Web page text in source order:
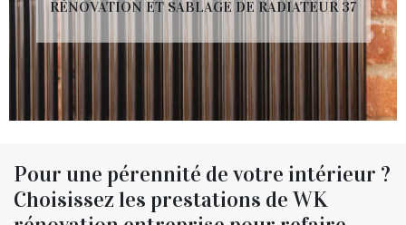
RÉNOVATION ET SABLAGE DE RADIATEUR 37
Pour une pérennité de votre intérieur ?
Choisissez les prestations de WK